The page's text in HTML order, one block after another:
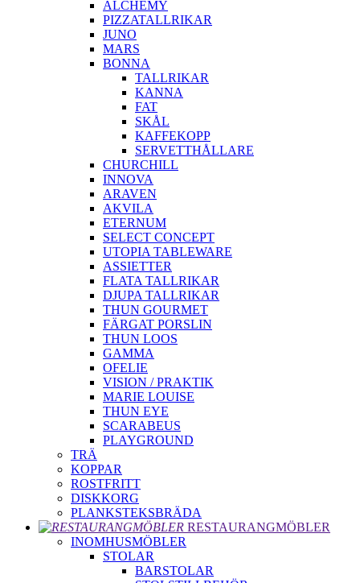
ALCHEMY
PIZZATALLRIKAR
JUNO
MARS
BONNA
TALLRIKAR
KANNA
FAT
SKÅL
KAFFEKOPP
SERVETTHÅLLARE
CHURCHILL
INNOVA
ARAVEN
AKVILA
ETERNUM
SELECT CONCEPT
UTOPIA TABLEWARE
ASSIETTER
FLATA TALLRIKAR
DJUPA TALLRIKAR
THUN GOURMET
FÄRGAT PORSLIN
THUN LOOS
GAMMA
OFELIE
VISION / PRAKTIK
MARIE LOUISE
THUN EYE
SCARABEUS
PLAYGROUND
TRÄ
KOPPAR
ROSTFRITT
DISKKORG
PLANKSTEKSBRÄDA
RESTAURANGMÖBLER
INOMHUSMÖBLER
STOLAR
BARSTOLAR